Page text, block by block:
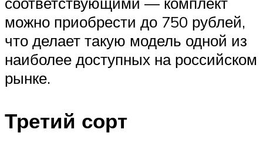
можно приобрести до 750 рублей,
что делает такую модель одной из
наиболее доступных на российском
рынке.
Третий сорт